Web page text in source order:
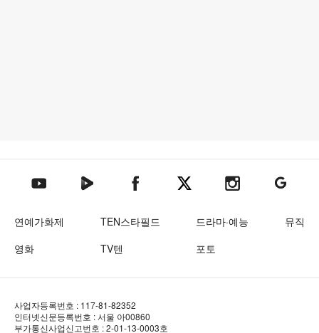
텐아시아 유튜브텐아시아 네이버TV텐아시아 페이스북텐아시아 엑스텐아시아 인스타그램
텐아시아
연예가화제 TEN스타필드 드라마·예능
뮤직
영화
TV텐 포토
사업자등록번호 : 117-81-82352
인터넷신문등록번호 : 서울 아00860
부가통신사업신고번호 : 2-01-13-0003호